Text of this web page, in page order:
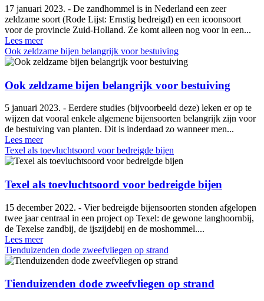
17 januari 2023. - De zandhommel is in Nederland een zeer
zeldzame soort (Rode Lijst: Ernstig bedreigd) en een icoonsoort
voor de provincie Zuid-Holland. Ze komt alleen nog voor in een...
Lees meer
Ook zeldzame bijen belangrijk voor bestuiving
Ook zeldzame bijen belangrijk voor bestuiving
5 januari 2023. - Eerdere studies (bijvoorbeeld deze) leken er op te
wijzen dat vooral enkele algemene bijensoorten belangrijk zijn voor
de bestuiving van planten. Dit is inderdaad zo wanneer men...
Lees meer
Texel als toevluchtsoord voor bedreigde bijen
Texel als toevluchtsoord voor bedreigde bijen
15 december 2022. - Vier bedreigde bijensoorten stonden afgelopen
twee jaar centraal in een project op Texel: de gewone langhoornbij,
de Texelse zandbij, de ijszijdebij en de moshommel....
Lees meer
Tienduizenden dode zweefvliegen op strand
Tienduizenden dode zweefvliegen op strand